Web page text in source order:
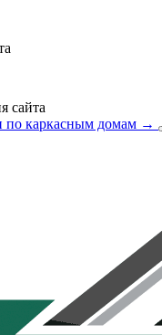
сайта
по каркасным домам →